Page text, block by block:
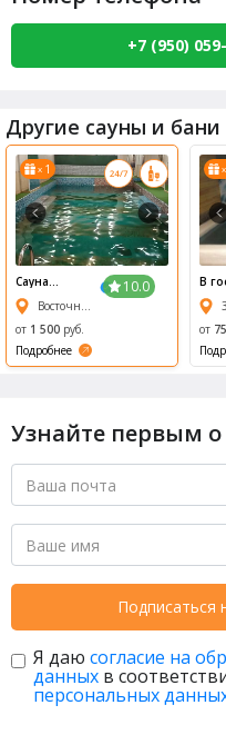
+7 (950)
Другие сауны и бани
x 1
10.0
Сауна
Дилором
Восточная улица, 29
от 1 500 руб.
Подробнее
x
В
от
Узнайте первым
Подписаться
Я даю согласие на
данных в
персональных